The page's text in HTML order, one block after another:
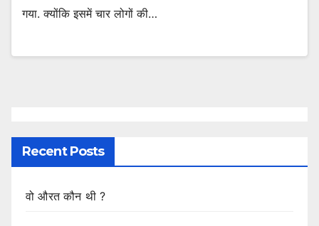
गया. क्योंकि इसमें चार लोगों की…
Recent Posts
वो औरत कौन थी ?